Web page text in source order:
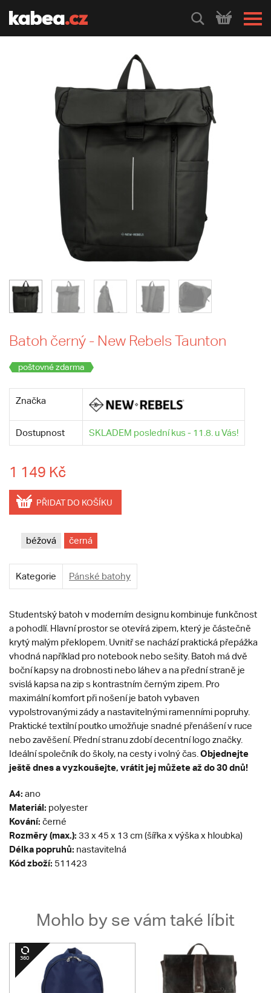
HLEDEJ
Batoh černý - New Rebels Taunton
poštovné zdarma
Značka
Dostupnost SKLADEM poslední kus - 11.8. u Vás!
1 149 Kč
PŘIDAT DO KOŠÍKU
béžová černá
Kategorie Pánské batohy
Studentský batoh v moderním designu kombinuje funkčnost
a pohodlí. Hlavní prostor se otevírá zipem, který je částečně
krytý malým překlopem. Uvnitř se nachází praktická přepážka
vhodná například pro notebook nebo sešity. Batoh má dvě
boční kapsy na drobnosti nebo láhev a na přední straně je
svislá kapsa na zip s kontrastním černým zipem. Pro
maximální komfort při nošení je batoh vybaven
vypolstrovanými zády a nastavitelnými ramenními popruhy.
Praktické textilní poutko umožňuje snadné přenášení v ruce
nebo zavěšení. Přední stranu zdobí decentní logo značky.
Ideální společník do školy, na cesty i volný čas. Objednejte
ještě dnes a vyzkoušejte, vrátit jej můžete až do 30 dnů!
A4: ano
Materiál: polyester
Kování: černé
Rozměry (max.): 33 x 45 x 13 cm (šířka x výška x hloubka)
Délka popruhů: nastavitelná
Kód zboží: 511423
Mohlo by se vám také líbit